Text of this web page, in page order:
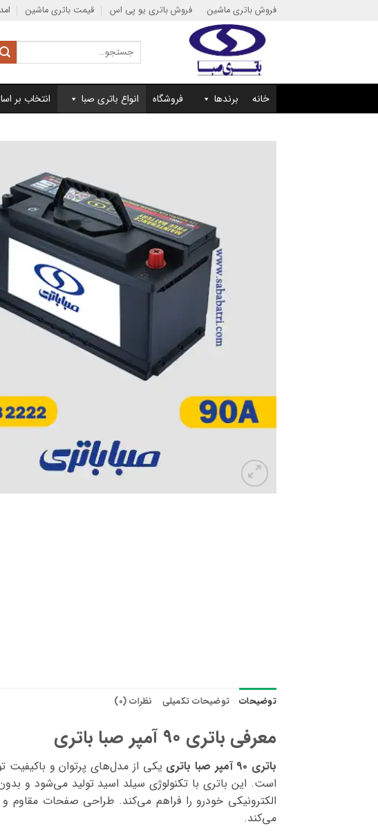
فروش باتری ماشین فروش باتری یو پی اس قیمت باتری ماشین
جستجو
برای:
خانه برندها فروشگاه انواع باتری صبا انتخاب بر
توضیحات توضیحات تکمیلی نظرات (0)
معرفی باتری 90 آمپر صبا باتری
باتری ۹۰ آمپر صبا باتری
یکی از مدل‌های پرتوان و
است. این باتری با تکنولوژی سیلد اسید تولید می‌شود و
الکترونیکی خودرو را فراهم می‌کند. طراحی صفحات مقاوم
می‌کند.